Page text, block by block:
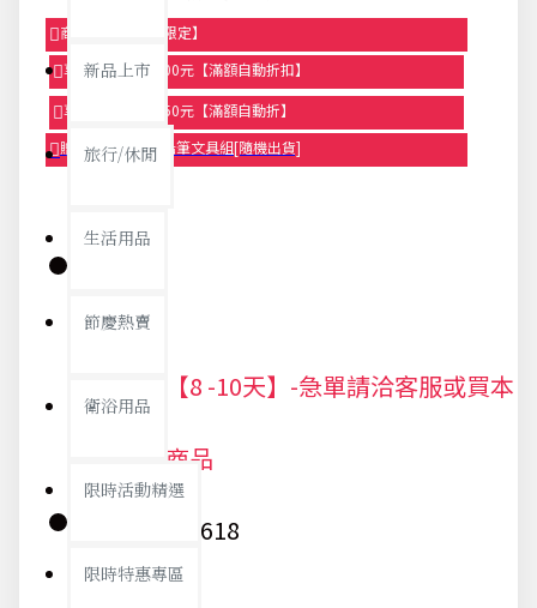
新品上市
旅行/休閒
生活用品
節慶熱賣
衛浴用品
限時活動精選
限時特惠專區
商品95折【今日限定】
享滿1000元折100元【滿額自動折扣】
享滿2000元折250元【滿額自動折】
贈品-滿899送色鉛筆文具組[隨機出貨]
庫存:
出貨期【8 -10天】-急單請洽客服或買本
站現貨商品
7618